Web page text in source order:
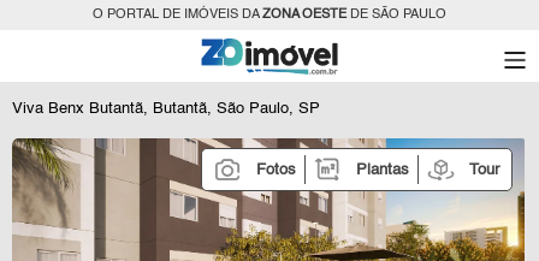
O PORTAL DE IMÓVEIS DAZONA OESTEDE SÃO PAULO
Viva Benx Butantã, Butantã, São Paulo, SP
Fotos Plantas Tour